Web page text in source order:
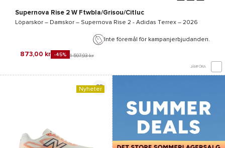
Supernova Rise 2 W Ftwbla/Grisou/Citluc
Löparskor – Damskor – Supernova Rise 2 - Adidas Terrex – 2026
Inte föremål för kampanjerbjudanden.
873,00 kr -45% 1 597,93 kr
JÄMFÖRA
Nyheter